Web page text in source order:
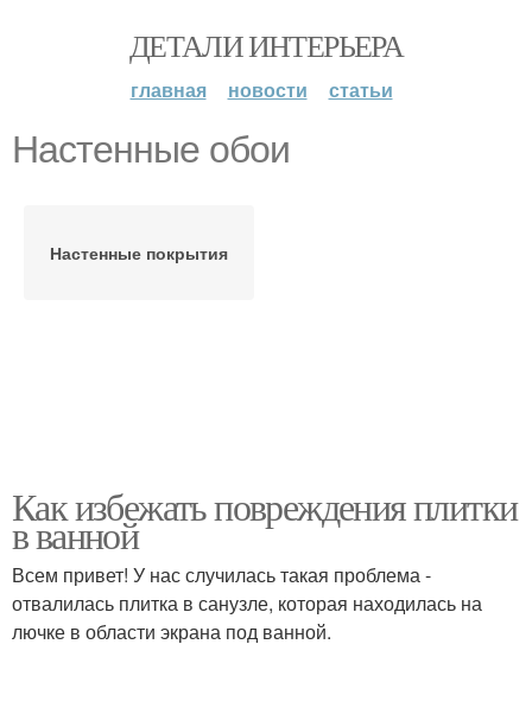
ДЕТАЛИ ИНТЕРЬЕРА
главная новости статьи
Настенные обои
Настенные покрытия
Как избежать повреждения плитки
в ванной
Всем привет! У нас случилась такая проблема -
отвалилась плитка в санузле, которая находилась на
лючке в области экрана под ванной.